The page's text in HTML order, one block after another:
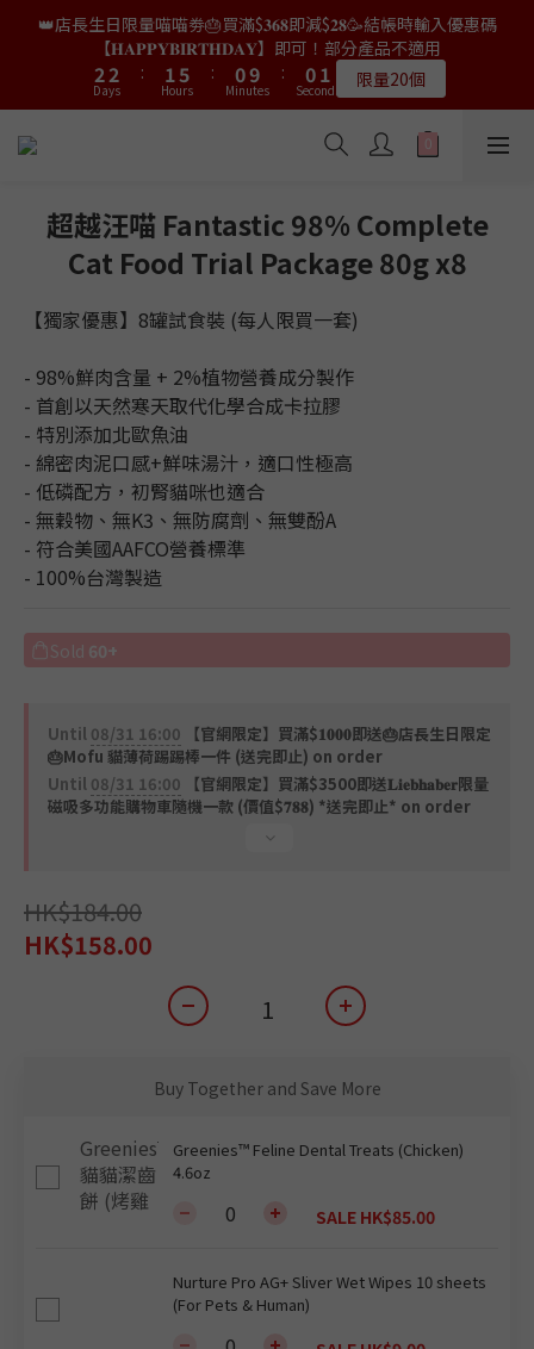
👑店長生日限量喵喵劵🎂買滿$𝟑𝟔𝟖即減$𝟐𝟖🥳結帳時輸入優惠碼
【𝐇𝐀𝐏𝐏𝐘𝐁𝐈𝐑𝐓𝐇𝐃𝐀𝐘】即可！部分產品不適用
4
2
1
4
3
2
1
Days
:
3
2
1
0
7
6
5
4
Hours
:
2
1
09
8
3
2
1
0
Minutes
:
2
1
0
2
1
0
Seconds 限量20個
【𝐇𝐀𝐏𝐏𝐘𝐁𝐈𝐑𝐓𝐇𝐃𝐀𝐘】即可！部分產品不適用
3
1
0
3
2
1
0
Days
:
2
1
0
6
5
4
3
:
1
09
8
7
2
1
0
Minutes
:
1
0
1
0
Seconds 限量20個
👑店長生日限定🎂官網滿$𝟔𝟎𝟎｜$𝟏𝟎𝟎𝟎｜$𝟏𝟓𝟎𝟎✨即送罐罐/凍乾/玩
具😻貓咪最愛✨𝐌𝐎𝐅𝐔貓薄荷踢踢棒🎀
7
6
5
4
0
7
6
5
4
0
6
5
4
3
9
8
7
2
1
5
4
3
2
6
5
3
2
1
0
5
4
3
2
5
4
3
2
1
0
送完即止
✨獨家優惠✨限時第𝟐件半價🔥🇳🇿紐西蘭𝐋𝐨𝐯𝐞𝐚𝐛𝐨𝐰𝐥凍乾生肉貓糧
😻𝟗𝟎%鮮肉內臟🌟𝟏𝟎𝟎%無骨配方✅
9
8
4
3
2
0
9
8
4
3
2
0
:
9
8
7
3
2
1
7
6
5
3
1
0
:
9
8
7
6
1
09
7
5
4
3
1
0
:
9
8
7
6
2
1
0
9
8
7
6
5
2
1
0
𝟖月𝟑𝟏截止
👑店長生日限量喵喵劵🎂買滿$𝟑𝟔𝟖即減$𝟐𝟖🥳結帳時輸入優惠碼
8
7
6
4
2
1
0
8
7
6
4
2
1
0
Days
:
7
6
5
3
1
0
9
7
5
4
3
2
1
0
Hours
:
6
5
4
2
09
8
6
5
4
3
Minutes
:
6
5
4
2
0
9
6
5
4
2
0
Seconds
超越汪喵 Fantastic 98% Complete
Cat Food Trial Package 80g x8
【獨家優惠】8罐試食裝 (每人限買一套)
- 98%鮮肉含量 + 2%植物營養成分製作
- 首創以天然寒天取代化學合成卡拉膠
- 特別添加北歐魚油
- 綿密肉泥口感+鮮味湯汁，適口性極高
- 低磷配方，初腎貓咪也適合
- 無穀物、無K3、無防腐劑、無雙酚A
- 符合美國AAFCO營養標準
- 100%台灣製造
Sold 60+
Until 08/31 16:00 【官網限定】買滿$𝟏𝟎𝟎𝟎即送🎂店長生日限定
🎂Mofu 貓薄荷踢踢棒一件 (送完即止) on order
Until 08/31 16:00 【官網限定】買滿$3500即送𝐋𝐢𝐞𝐛𝐡𝐚𝐛𝐞𝐫限量
磁吸多功能購物車隨機一款 (價值$𝟕𝟖𝟖) *送完即止* on order
HK$184.00
HK$158.00
Buy Together and Save More
Greenies™ Feline Dental Treats (Chicken)
4.6oz
SALE HK$85.00
Nurture Pro AG+ Sliver Wet Wipes 10 sheets
(For Pets & Human)